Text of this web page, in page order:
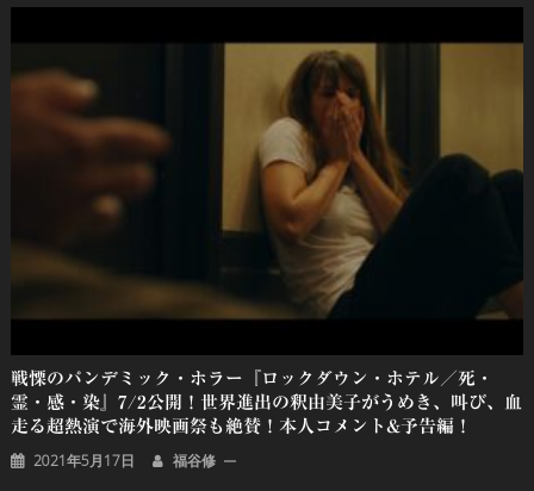
ョ
ン
戦慄のパンデミック・ホラー『ロックダウン・ホテル／死・
霊・感・染』7/2公開！世界進出の釈由美子がうめき、叫び、血
走る超熱演で海外映画祭も絶賛！本人コメント&予告編！
2021年5月17日 福谷修